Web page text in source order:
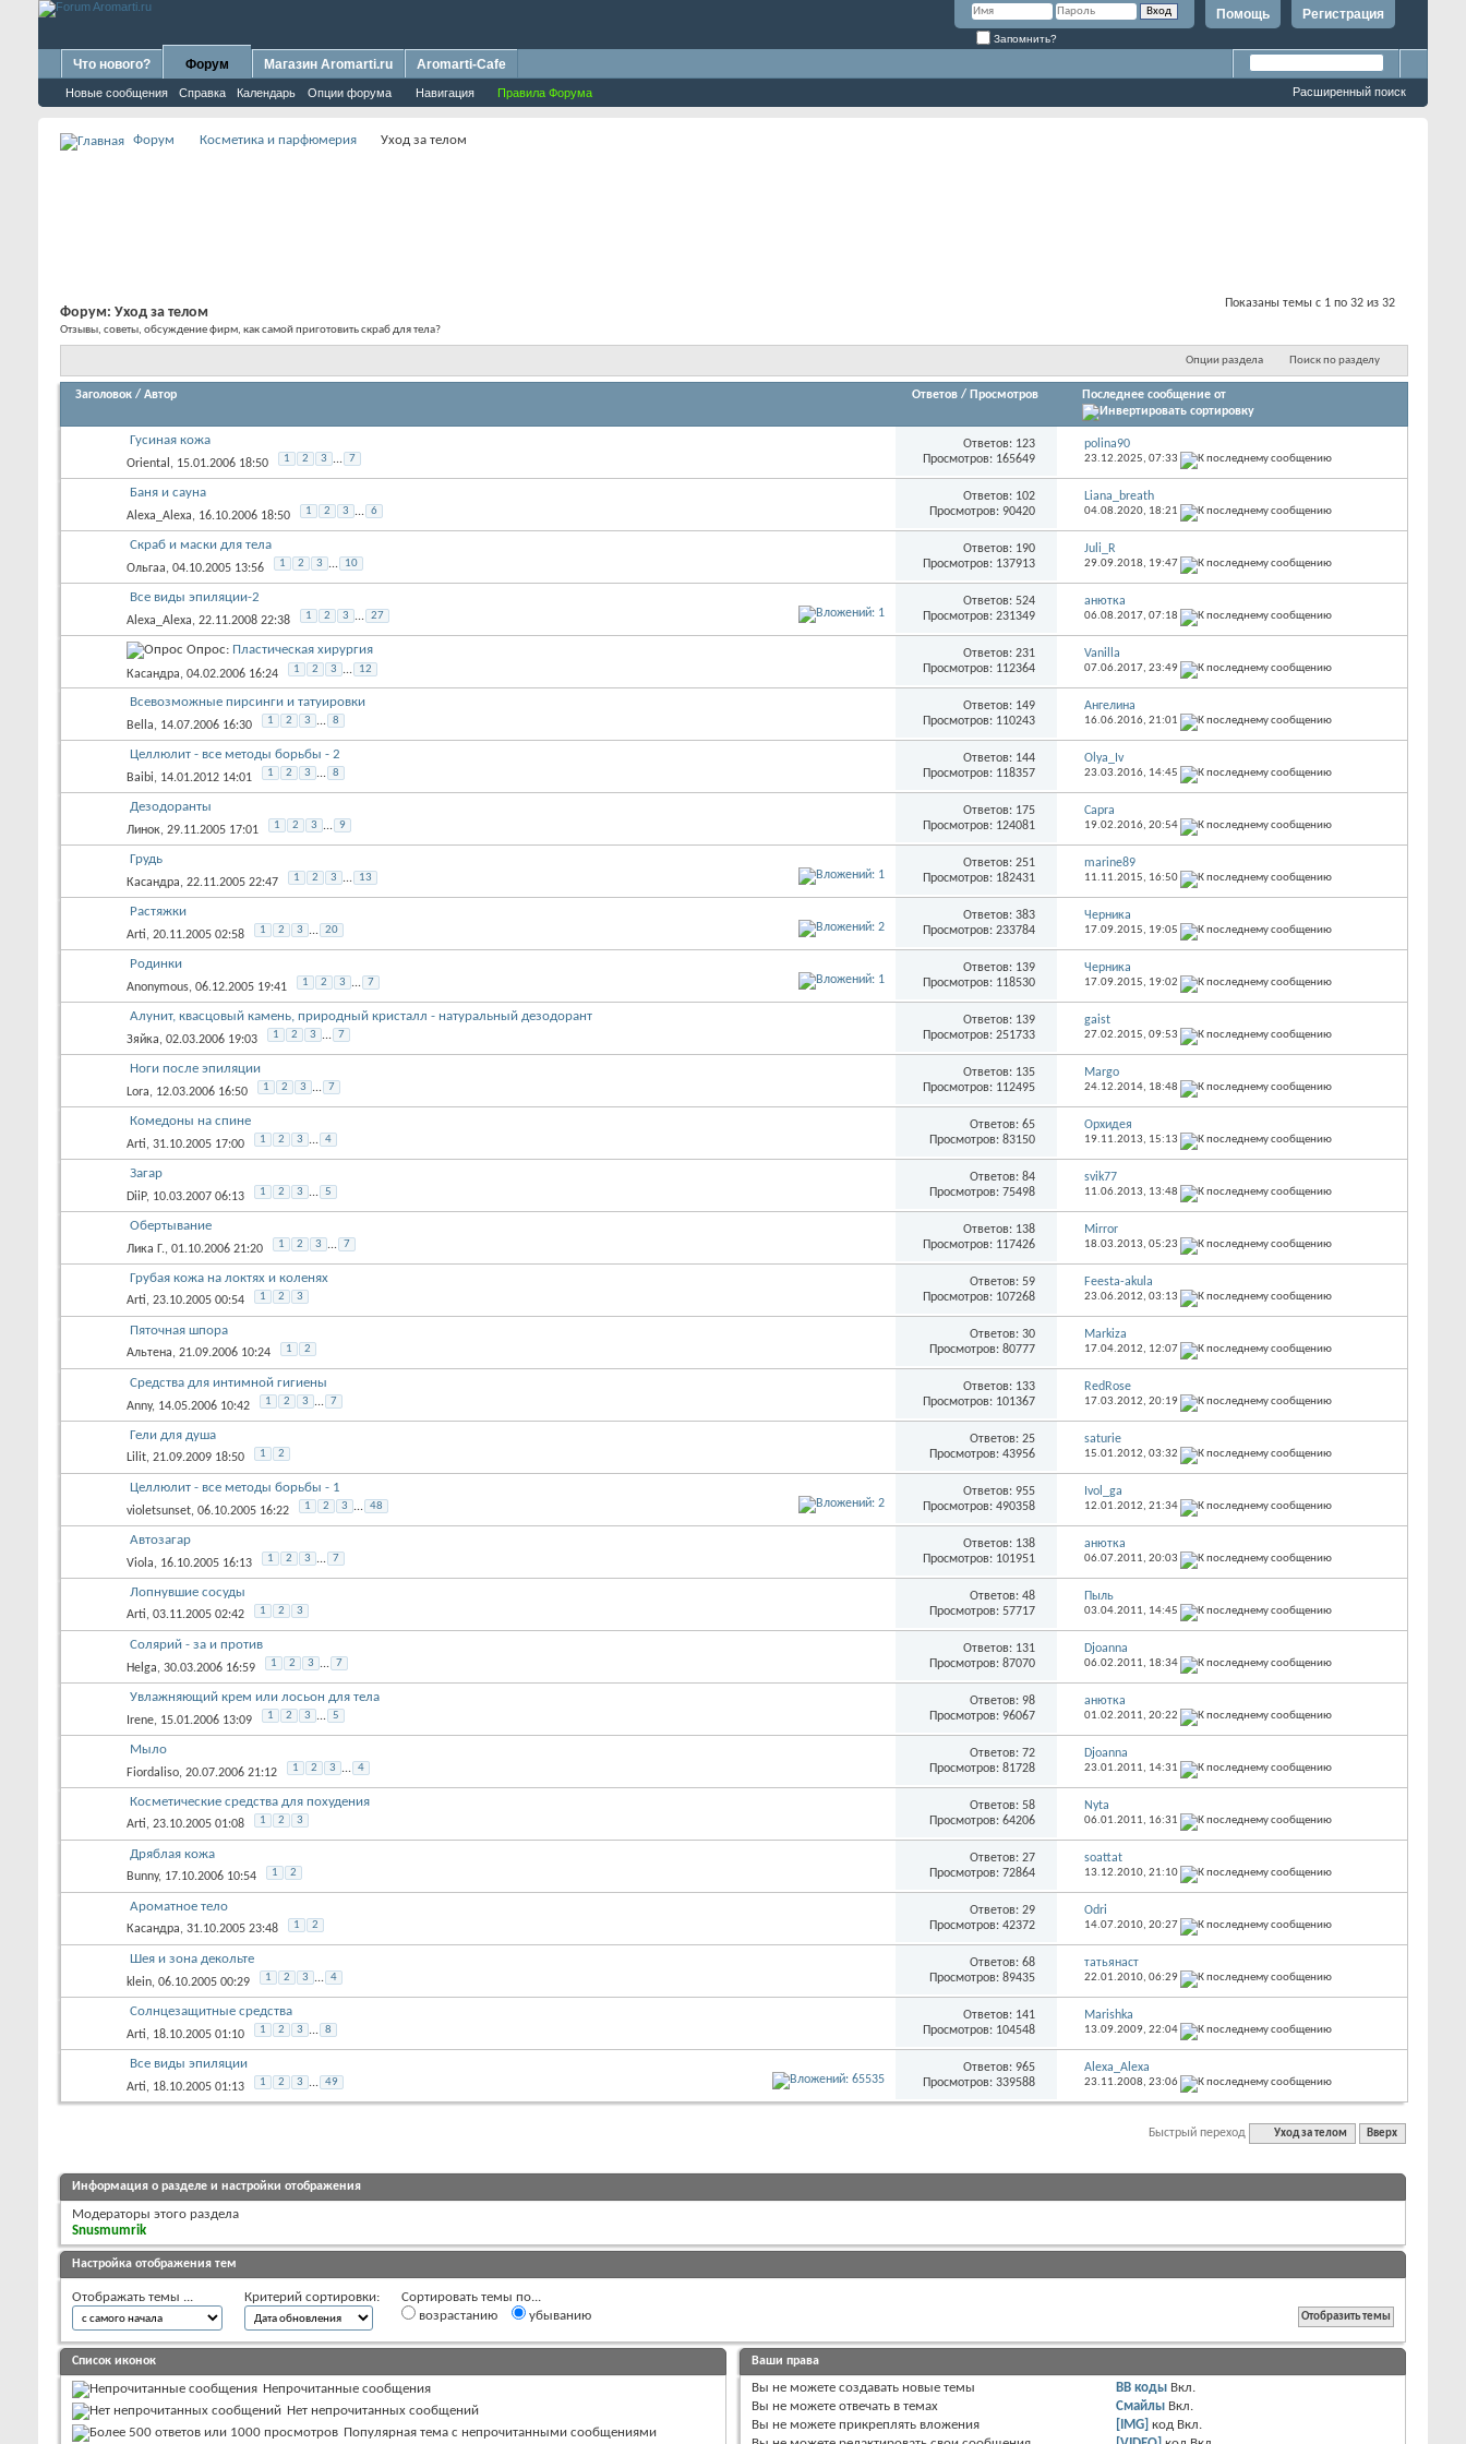
Регистрация
Помощь
Запомнить?
Что нового? Форум
Новые сообщения Справка Календарь Опции форума Навигация Правила Форума
Магазин Aromarti.ru Aromarti-Cafe
Расширенный поиск
Форум Косметика и парфюмерия Уход за телом
Показаны темы с 1 по 32 из 32
Форум: Уход за телом
Отзывы, советы, обсуждение фирм, как самой приготовить скраб для тела?
Опции раздела Поиск по разделу
Заголовок / Автор Ответов / Просмотров Последнее сообщение от
Гусиная кожа
Oriental , 15.01.2006 18:50 1 2 3 ... 7
Ответов: 123
Просмотров: 165649
polina90
23.12.2025, 07:33
Баня и сауна
Alexa_Alexa, 16.10.2006 18:50 1 2 3 ... 6
Ответов: 102
Просмотров: 90420
Liana_breath
04.08.2020, 18:21
Скраб и маски для тела
Ольгаа, 04.10.2005 13:56 1 2 3 ... 10
Ответов: 190
Просмотров: 137913
Juli_R
29.09.2018, 19:47
Все виды эпиляции-2
Alexa_Alexa, 22.11.2008 22:38 1 2 3 ... 27
Ответов: 524
Просмотров: 231349
анютка
06.08.2017, 07:18
Опрос: Пластическая хирургия
Касандра, 04.02.2006 16:24 1 2 3 ... 12
Ответов: 231
Просмотров: 112364
Vanilla
07.06.2017, 23:49
Всевозможные пирсинги и татуировки
Bella, 14.07.2006 16:30 1 2 3 ... 8
Ответов: 149
Просмотров: 110243
Ангелина
16.06.2016, 21:01
Целлюлит - все методы борьбы - 2
Baibi, 14.01.2012 14:01 1 2 3 ... 8
Ответов: 144
Просмотров: 118357
Olya_Iv
23.03.2016, 14:45
Дезодоранты
Линок, 29.11.2005 17:01 1 2 3 ... 9
Ответов: 175
Просмотров: 124081
Capra
19.02.2016, 20:54
Грудь
Касандра, 22.11.2005 22:47 1 2 3 ... 13
Ответов: 251
Просмотров: 182431
marine89
11.11.2015, 16:50
Растяжки
Arti, 20.11.2005 02:58 1 2 3 ... 20
Ответов: 383
Просмотров: 233784
Черника
17.09.2015, 19:05
Родинки
Anonymous, 06.12.2005 19:41 1 2 3 ... 7
Ответов: 139
Просмотров: 118530
Черника
17.09.2015, 19:02
Алунит, квасцовый камень, природный кристалл - натуральный дезодорант
Зяйка, 02.03.2006 19:03 1 2 3 ... 7
Ответов: 139
Просмотров: 251733
gaist
27.02.2015, 09:53
Ноги после эпиляции
Lora, 12.03.2006 16:50 1 2 3 ... 7
Ответов: 135
Просмотров: 112495
Margo
24.12.2014, 18:48
Комедоны на спине
Arti, 31.10.2005 17:00 1 2 3 ... 4
Ответов: 65
Просмотров: 83150
Орхидея
19.11.2013, 15:13
Загар
DiiP, 10.03.2007 06:13 1 2 3 ... 5
Ответов: 84
Просмотров: 75498
svik77
11.06.2013, 13:48
Обертывание
Лика Г., 01.10.2006 21:20 1 2 3 ... 7
Ответов: 138
Просмотров: 117426
Mirror
18.03.2013, 05:23
Грубая кожа на локтях и коленях
Arti, 23.10.2005 00:54 1 2 3
Ответов: 59
Просмотров: 107268
Feesta-akula
23.06.2012, 03:13
Пяточная шпора
Альтена, 21.09.2006 10:24 1 2
Ответов: 30
Просмотров: 80777
Markiza
17.04.2012, 12:07
Средства для интимной гигиены
Anny, 14.05.2006 10:42 1 2 3 ... 7
Ответов: 133
Просмотров: 101367
RedRose
17.03.2012, 20:19
Гели для душа
Lilit, 21.09.2009 18:50 1 2
Ответов: 25
Просмотров: 43956
saturie
15.01.2012, 03:32
Целлюлит - все методы борьбы - 1
violetsunset, 06.10.2005 16:22 1 2 3 ... 48
Ответов: 955
Просмотров: 490358
Ivol_ga
12.01.2012, 21:34
Автозагар
Viola, 16.10.2005 16:13 1 2 3 ... 7
Ответов: 138
Просмотров: 101951
анютка
06.07.2011, 20:03
Лопнувшие сосуды
Arti, 03.11.2005 02:42 1 2 3
Ответов: 48
Просмотров: 57717
Пыль
03.04.2011, 14:45
Солярий - за и против
Helga, 30.03.2006 16:59 1 2 3 ... 7
Ответов: 131
Просмотров: 87070
Djoanna
06.02.2011, 18:34
Увлажняющий крем или лосьон для тела
Irene, 15.01.2006 13:09 1 2 3 ... 5
Ответов: 98
Просмотров: 96067
анютка
01.02.2011, 20:22
Мыло
Fiordaliso, 20.07.2006 21:12 1 2 3 ... 4
Ответов: 72
Просмотров: 81728
Djoanna
23.01.2011, 14:31
Косметические средства для похудения
Arti, 23.10.2005 01:08 1 2 3
Ответов: 58
Просмотров: 64206
Nyta
06.01.2011, 16:31
Дряблая кожа
Bunny, 17.10.2006 10:54 1 2
Ответов: 27
Просмотров: 72864
soattat
13.12.2010, 21:10
Ароматное тело
Касандра, 31.10.2005 23:48 1 2
Ответов: 29
Просмотров: 42372
Odri
14.07.2010, 20:27
Шея и зона декольте
klein, 06.10.2005 00:29 1 2 3 ... 4
Ответов: 68
Просмотров: 89435
татьянаст
22.01.2010, 06:29
Солнцезащитные средства
Arti, 18.10.2005 01:10 1 2 3 ... 8
Ответов: 141
Просмотров: 104548
Marishka
13.09.2009, 22:04
Все виды эпиляции
Arti, 18.10.2005 01:13 1 2 3 ... 49
Ответов: 965
Просмотров: 339588
Alexa_Alexa
23.11.2008, 23:06
Быстрый переход Уход за телом Вверх
Информация о разделе и настройки отображения
Модераторы этого раздела
Snusmumrik
Настройка отображения тем
Отображать темы ... Критерий сортировки:
Сортировать темы по...
возрастанию
убыванию
Список иконок
Непрочитанные сообщения
Нет непрочитанных сообщений
Популярная тема с непрочитанными сообщениями
Ваши права
Вы не можете создавать новые темы
Вы не можете отвечать в темах
Вы не можете прикреплять вложения
BB коды Вкл.
Смайлы Вкл.
[IMG] код Вкл.